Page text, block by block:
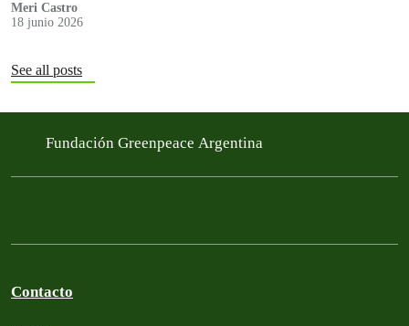
Meri Castro
18 junio 2026
See all posts
Fundación Greenpeace Argentina
Contacto